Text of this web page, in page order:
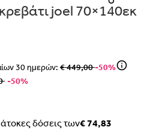
joel 70×140εκ
30ημερών: € 449,00-50%
-50%
άτοκες δόσεις των€ 74,83